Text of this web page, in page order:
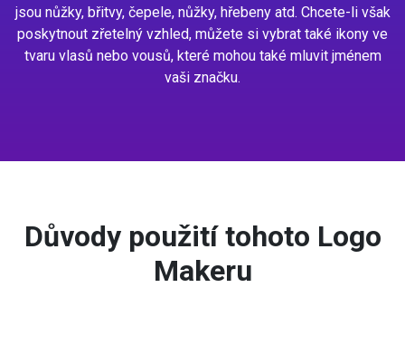
jsou nůžky, břitvy, čepele, nůžky, hřebeny atd. Chcete-li však
poskytnout zřetelný vzhled, můžete si vybrat také ikony ve
tvaru vlasů nebo vousů, které mohou také mluvit jménem
vaši značku.
Důvody použití tohoto Logo
Makeru